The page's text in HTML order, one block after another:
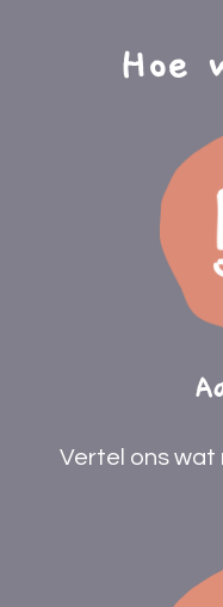
Hoe
Vertel ons wat